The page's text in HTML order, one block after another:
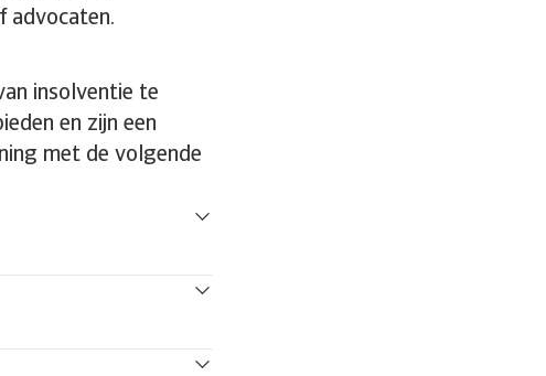
advocaten.
insolventie te
en zijn een
met de volgende